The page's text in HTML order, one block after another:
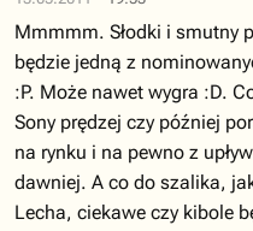
Mmmmm. Słodki i smutny
będzie jedną z
:P. Może nawet wygra :D.
Sony prędzej czy później
na rynku i na pewno z
dawniej. A co do szalika,
Lecha, ciekawe czy kibole